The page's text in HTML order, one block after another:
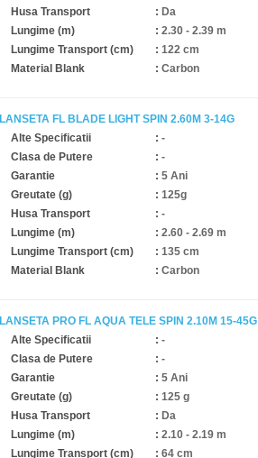
Husa Transport
: Da
Lungime (m)
: 2.30 - 2.39 m
Lungime Transport (cm)
: 122 cm
Material Blank
: Carbon
LANSETA FL BLADE LIGHT SPIN 2.60M 3-14G
Alte Specificatii
: -
Clasa de Putere
: -
Garantie
: 5 Ani
Greutate (g)
: 125g
Husa Transport
: -
Lungime (m)
: 2.60 - 2.69 m
Lungime Transport (cm)
: 135 cm
Material Blank
: Carbon
LANSETA PRO FL AQUA TELE SPIN 2.10M 15-45G
Alte Specificatii
: -
Clasa de Putere
: -
Garantie
: 5 Ani
Greutate (g)
: 125 g
Husa Transport
: Da
Lungime (m)
: 2.10 - 2.19 m
Lungime Transport (cm)
: 64 cm